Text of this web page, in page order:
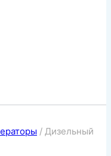
/ Дизельный